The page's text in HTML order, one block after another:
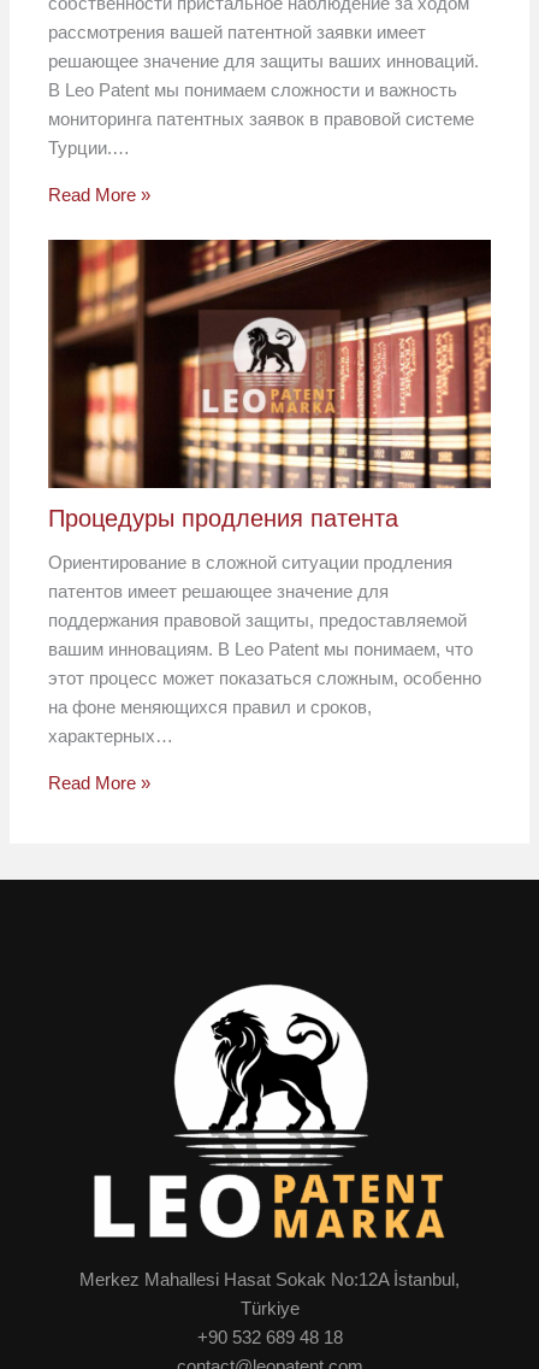
рассмотрения вашей патентной заявки имеет
решающее значение для защиты ваших инноваций.
В Leo Patent мы понимаем сложности и важность
мониторинга патентных заявок в правовой системе
Турции.…
Read More »
Процедуры продления патента
Ориентирование в сложной ситуации продления
патентов имеет решающее значение для
поддержания правовой защиты, предоставляемой
вашим инновациям. В Leo Patent мы понимаем, что
этот процесс может показаться сложным, особенно
на фоне меняющихся правил и сроков,
характерных…
Read More »
Merkez Mahallesi Hasat Sokak No:12A İstanbul,
Türkiye
+90 532 689 48 18